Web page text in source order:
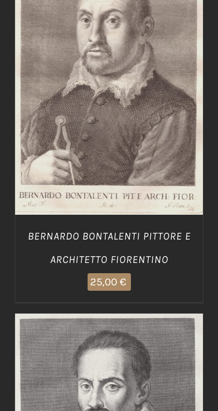
AGGIUNGI AL CARRELLO / DETTAGLI
BERNARDO BONTALENTI PITTORE E
ARCHITETTO FIORENTINO
25,00 €